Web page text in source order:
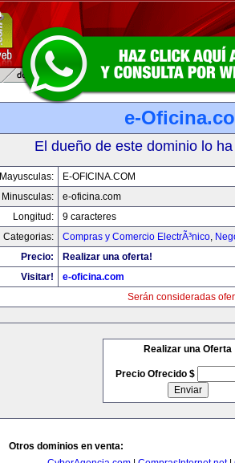
e-
El dueño de este dominio lo
Mayusculas:
E-OFICINA.COM
Minusculas:
e-oficina.com
Longitud:
9 caracteres
Categorias:
Compras y Comercio ElectrÃ³nico,
Precio:
Realizar una oferta!
Visitar!
e-oficina.com
Serán consideradas
Realizar una Oferta
Precio Ofrecido $
Otros dominios en venta: